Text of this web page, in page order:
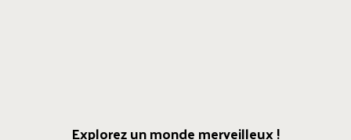
Explorez un monde merveilleux !